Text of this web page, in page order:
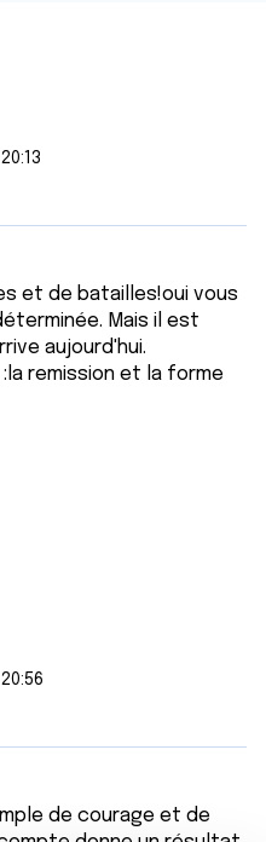
et de batailles!oui vous
Mais il est
aujourd'hui.
remission et la forme
de courage et de